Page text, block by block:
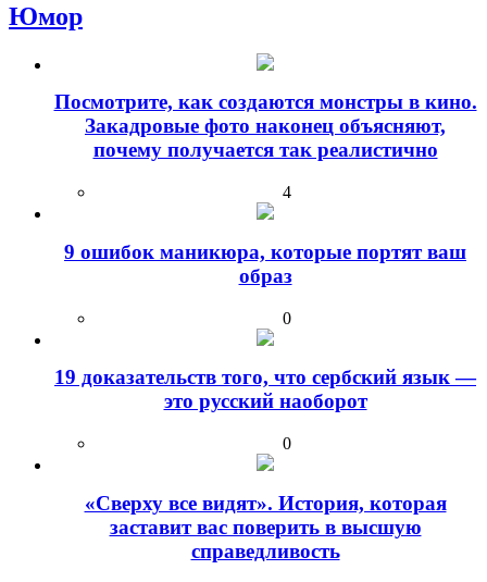
Юмор
Посмотрите, как создаются монстры в кино.
Закадровые фото наконец объясняют,
почему получается так реалистично
4
9 ошибок маникюра, которые портят ваш
образ
0
19 доказательств того, что сербский язык —
это русский наоборот
0
«Сверху все видят». История, которая
заставит вас поверить в высшую
справедливость